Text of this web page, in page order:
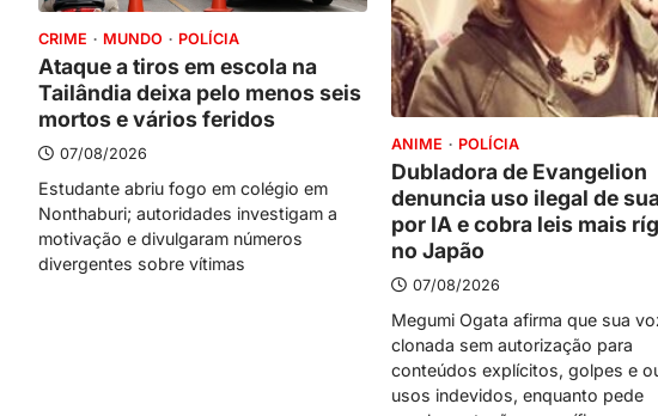
CRIME MUNDO POLÍCIA
Ataque a tiros em escola na
Tailândia deixa pelo menos seis
mortos e vários feridos
07/08/2026
Estudante abriu fogo em colégio em
Nonthaburi; autoridades investigam a
motivação e divulgaram números
divergentes sobre vítimas
ANIME POLÍCIA
Dubladora de Evangelion
denuncia uso ilegal de
por IA e cobra leis mais
no Japão
07/08/2026
Megumi Ogata afirma que sua
clonada sem autorização para
conteúdos explícitos, golpes e
usos indevidos, enquanto pede